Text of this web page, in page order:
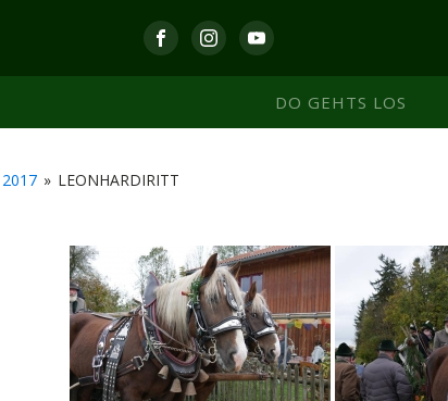
DO GEHTS LOS
2017 » LEONHARDIRITT